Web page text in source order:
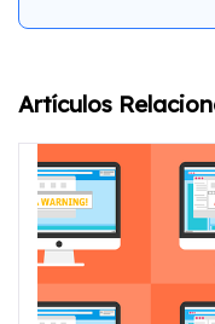
Artículos